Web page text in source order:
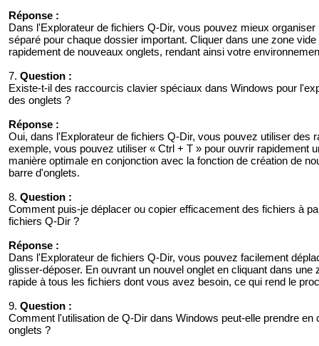
Réponse :
Dans l'Explorateur de fichiers Q-Dir, vous pouvez mieux
séparé pour chaque dossier important. Cliquer dans une zone
rapidement de nouveaux onglets, rendant ainsi votre
7. Question :
Existe-t-il des raccourcis clavier spéciaux dans Windows pour
des onglets ?
Réponse :
Oui, dans l'Explorateur de fichiers Q-Dir, vous pouvez utiliser des
exemple, vous pouvez utiliser « Ctrl + T » pour ouvrir rapidement
manière optimale en conjonction avec la fonction de création de
barre d'onglets.
8. Question :
Comment puis-je déplacer ou copier efficacement des fichiers à
fichiers Q-Dir ?
Réponse :
Dans l'Explorateur de fichiers Q-Dir, vous pouvez facilement
glisser-déposer. En ouvrant un nouvel onglet en cliquant dans
rapide à tous les fichiers dont vous avez besoin, ce qui rend le
9. Question :
Comment l'utilisation de Q-Dir dans Windows peut-elle prendre
onglets ?